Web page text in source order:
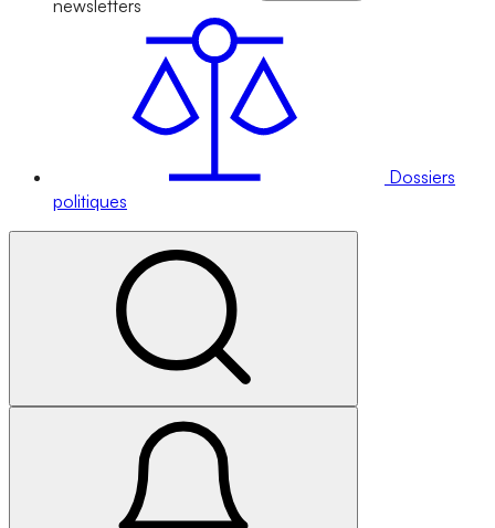
newsletters
Dossiers
politiques